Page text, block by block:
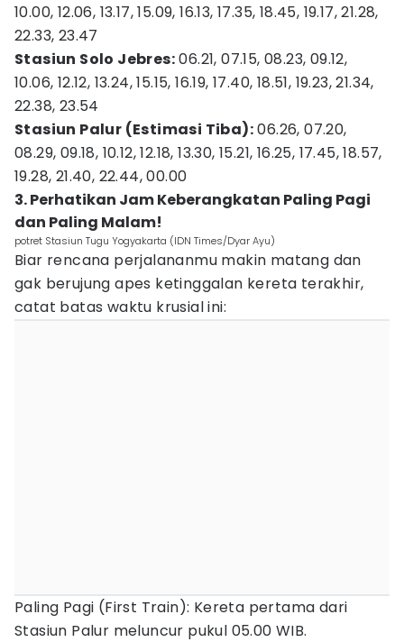
10.00, 12.06, 13.17, 15.09, 16.13, 17.35, 18.45, 19.17, 21.28,
22.33, 23.47
Stasiun Solo Jebres:06.21, 07.15, 08.23, 09.12,
10.06, 12.12, 13.24, 15.15, 16.19, 17.40, 18.51, 19.23, 21.34,
22.38, 23.54
Stasiun Palur (Estimasi Tiba):06.26, 07.20,
08.29, 09.18, 10.12, 12.18, 13.30, 15.21, 16.25, 17.45, 18.57,
19.28, 21.40, 22.44, 00.00
3. Perhatikan Jam Keberangkatan Paling Pagi
dan Paling Malam!
potret Stasiun Tugu Yogyakarta (IDN Times/Dyar Ayu)
Biar rencana perjalananmu makin matang dan
gak berujung apes ketinggalan kereta terakhir,
catat batas waktu krusial ini:
Paling Pagi (First Train): Kereta pertama dari
Stasiun Palur meluncur pukul 05.00 WIB.